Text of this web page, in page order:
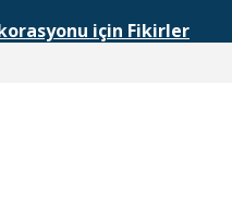
için Fikirler